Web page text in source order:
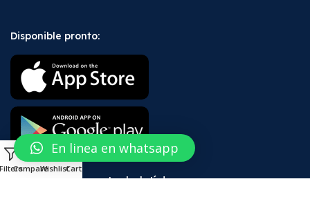
Disponible pronto:
¡Suscríbete a nuestro boletín!
CompareWishlist
0
Cart
En linea en whatsapp